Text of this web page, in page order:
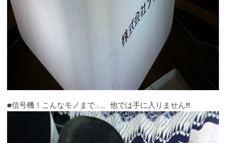
■信号機！こんなモノまで…。他では手に入りません!!!